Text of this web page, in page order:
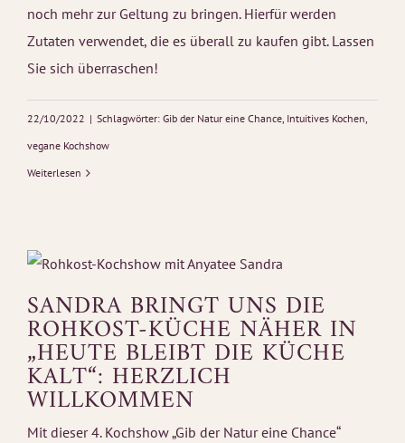
noch mehr zur Geltung zu bringen. Hierfür werden
Zutaten verwendet, die es überall zu kaufen gibt. Lassen
Sie sich überraschen!
22/10/2022 | Schlagwörter: Gib der Natur eine Chance, Intuitives Kochen,
vegane Kochshow
Weiterlesen
SANDRA BRINGT UNS DIE
ROHKOST-KÜCHE NÄHER IN
„HEUTE BLEIBT DIE KÜCHE
KALT“: HERZLICH
WILLKOMMEN
Mit dieser 4. Kochshow „Gib der Natur eine Chance“